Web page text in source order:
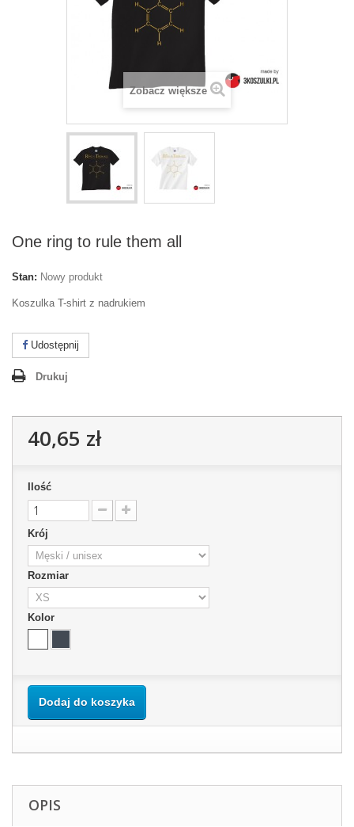
Zobacz większe
One ring to rule them all
Stan: Nowy produkt
Koszulka T-shirt z nadrukiem
Udostępnij
Drukuj
40,65 zł
Ilość
Krój
Rozmiar
Kolor
Dodaj do koszyka
OPIS